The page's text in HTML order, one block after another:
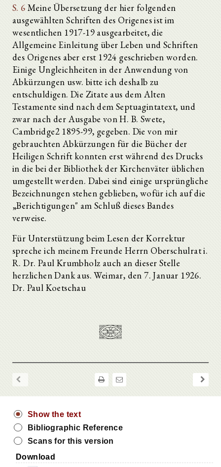
S. 6 Meine Übersetzung der hier folgenden
ausgewählten Schriften des Origenes ist im
wesentlichen 1917-19 ausgearbeitet, die
Allgemeine Einleitung über Leben und Schriften
des Origenes aber erst 1924 geschrieben worden.
Einige Ungleichheiten in der Anwendung von
Abkürzungen usw. bitte ich deshalb zu
entschuldigen. Die Zitate aus dem Alten
Testamente sind nach dem Septuagintatext, und
zwar nach der Ausgabe von H. B. Swete,
Cambridge2 1895-99, gegeben. Die von mir
gebrauchten Abkürzungen für die Bücher der
Heiligen Schrift konnten erst während des Drucks
in die bei der Bibliothek der Kirchenväter üblichen
umgestellt werden. Dabei sind einige ursprüngliche
Bezeichnungen stehen geblieben, wofür ich auf die
„Berichtigungen" am Schluß dieses Bandes
verweise.
Für Unterstützung beim Lesen der Korrektur
spreche ich meinem Freunde Herrn Oberschulrat i.
R. Dr. Paul Krumbholz auch an dieser Stelle
herzlichen Dank aus. Weimar, den 7. Januar 1926.
Dr. Paul Koetschau
Show the text
Bibliographic Reference
Scans for this version
Download